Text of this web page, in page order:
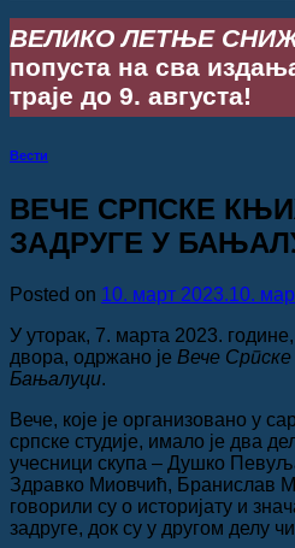
ВЕЛИКО ЛЕТЊЕ
попуста на сва
траје до 9. августа!
Вести
ВЕЧЕ СРПСКЕ
ЗАДРУГЕ У
Posted on 10. март 2023.10.
У уторак, 7. марта 2023.
двора, одржано је Вече
Бањалуци.
Вече, које је организовано у
српске студије, имало је два
учесници скупа ‒ Душко
Здравко Миовчић, Бранислав
говорили су о историјату и
задруге, док су у другом делу